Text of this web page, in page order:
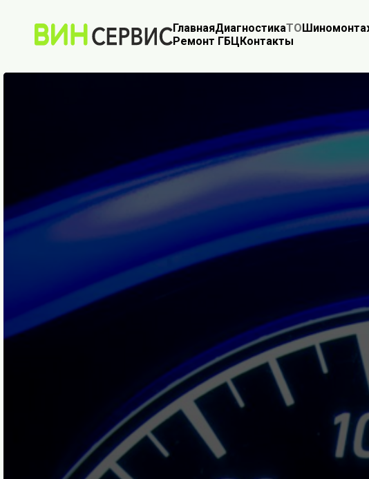
ГлавнаяДиагностикаТО
Ремонт ГБЦКонтакты